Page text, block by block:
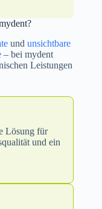
und unsichtbare
– bei mydent
Leistungen
Lösung für
und ein